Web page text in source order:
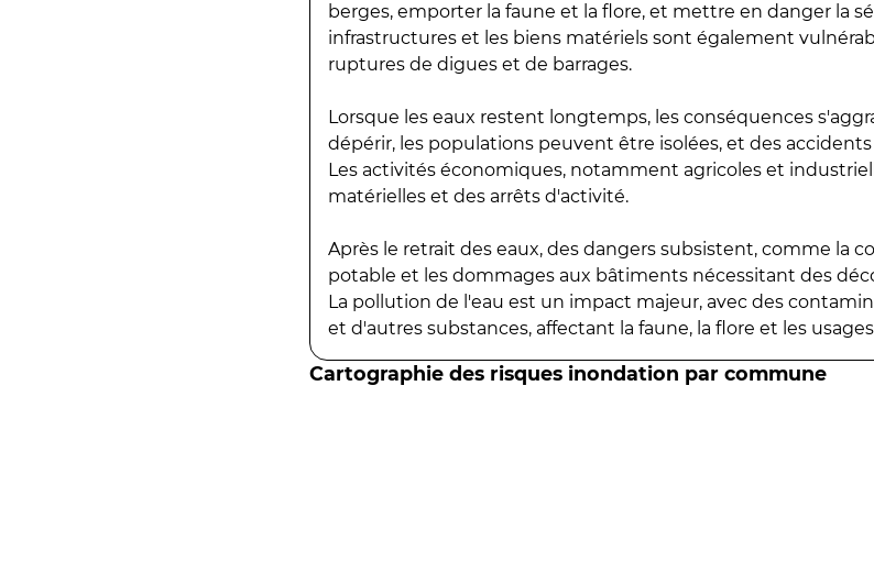
berges, emporter la faune et la flore, et mettre en danger la
infrastructures et les biens matériels sont également
ruptures de digues et de barrages.
Lorsque les eaux restent longtemps, les conséquences
dépérir, les populations peuvent être isolées, et des
Les activités économiques, notamment agricoles et
matérielles et des arrêts d'activité.
Après le retrait des eaux, des dangers subsistent, comme la
potable et les dommages aux bâtiments nécessitant des
La pollution de l'eau est un impact majeur, avec des
et d'autres substances, affectant la faune, la flore et les
Cartographie des risques inondation par commune